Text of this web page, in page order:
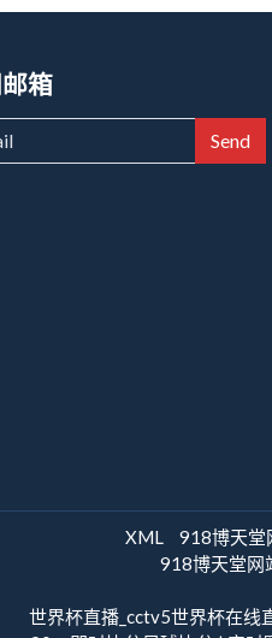
箱
Send
XML 918博天堂
918博天堂网
世界杯直播_cctv5世界杯在线